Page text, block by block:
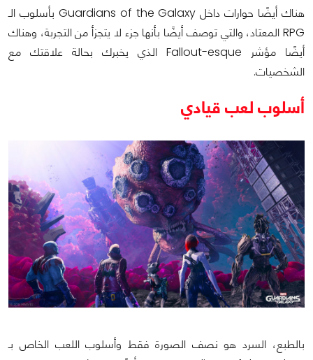
هناك أيضًا حوارات داخل Guardians of the Galaxy بأسلوب الـ
RPG المعتاد، والتي توصف أيضًا بأنها جزء لا يتجزأ من التجربة، وهناك
أيضًا مؤشر Fallout-esque الذي يخبرك بحالة علاقتك مع
الشخصيات.
أسلوب لعب قيادي
بالطبع، السرد هو نصف الصورة فقط وأسلوب اللعب الخاص بـ